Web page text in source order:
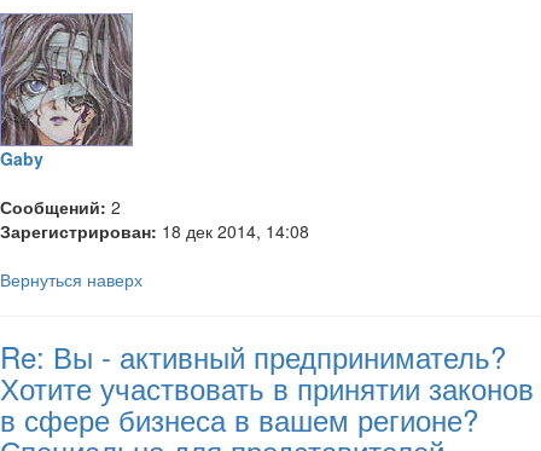
Gaby
Сообщений: 2
Зарегистрирован: 18 дек 2014, 14:08
Вернуться наверх
Re: Вы - активный предприниматель?
Хотите участвовать в принятии законов
в сфере бизнеса в вашем регионе?